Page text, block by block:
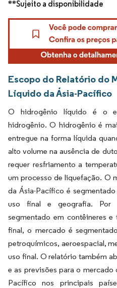
**Sujeito a disponibilidade
Escopo do Relatório do
Líquido da Ásia-Pacífico
O hidrogênio líquido é o
hidrogênio. O hidrogênio é
entregue na forma líquida
alto volume na ausência de
requer resfriamento a
um processo de liquefação. O
da Ásia-Pacífico é
uso final e geografia. Por
segmentado em contêineres
final, o mercado é
petroquímicos, aeroespacial,
uso final. O relatório também
e as previsões para o
Pacífico nos principais